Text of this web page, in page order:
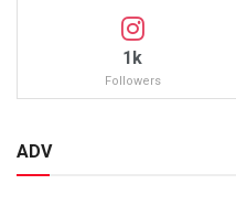
1k
Followers
ADV